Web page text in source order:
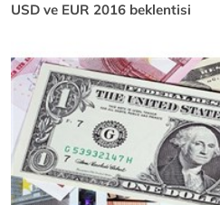
USD ve EUR 2016 beklentisi